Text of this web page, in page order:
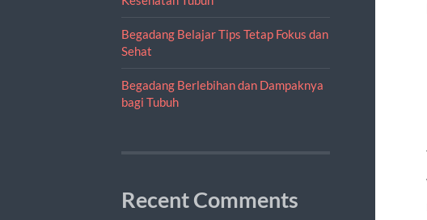
Begadang Belajar Tips Tetap Fokus dan
Sehat
Begadang Berlebihan dan Dampaknya
bagi Tubuh
Recent Comments